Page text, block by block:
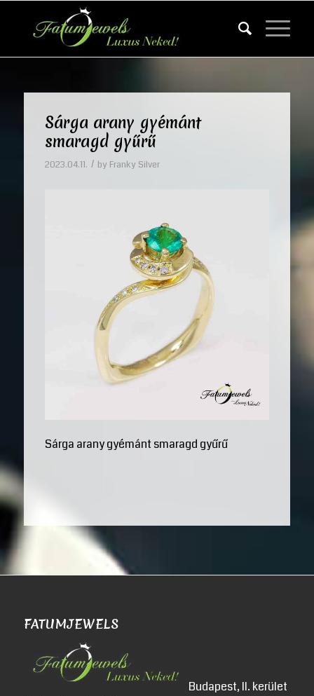
Sárga arany gyémánt
smaragd gyűrű
2023.04.11. / by Franky Silver
Sárga arany gyémánt smaragd gyűrű
FATUMJEWELS
Budapest, II. kerület